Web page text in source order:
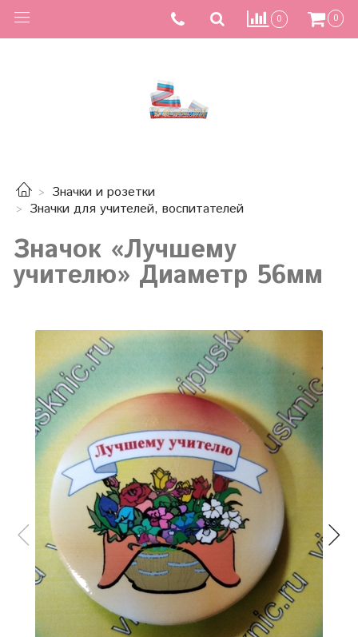
0 0
Значки и розетки
Значки для учителей, воспитателей
Значок «Лучшему
учителю» Диаметр 56мм